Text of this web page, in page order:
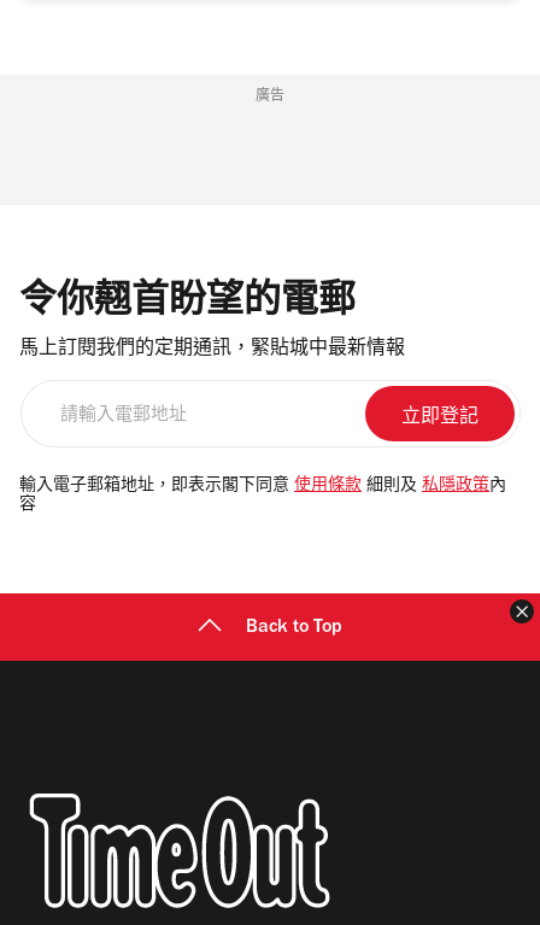
廣告
令你翹首盼望的電郵
馬上訂閱我們的定期通訊，緊貼城中最新情報
電
郵
輸入電子郵箱地址，即表示閣下同意 使用條款 細則及 私隱政策 內
容
Back to Top